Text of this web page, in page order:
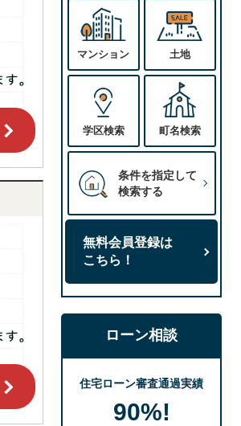
マンション 土地
学区検索 町名検索
条件を指定して
検索する
無料会員登録は
こちら！
ローン相談
住宅ローン審査通過実績
90%!